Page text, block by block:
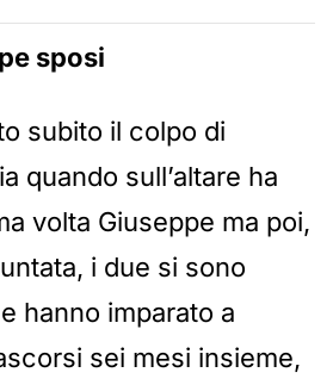
sposi
subito il colpo di
quando sull’altare ha
volta Giuseppe ma poi,
i due si sono
hanno imparato a
sei mesi insieme,